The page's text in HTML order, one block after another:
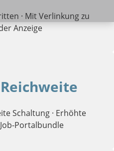
· Mit Verlinkung zu
Anzeige
Schaltung · Erhöhte
Portalbundle